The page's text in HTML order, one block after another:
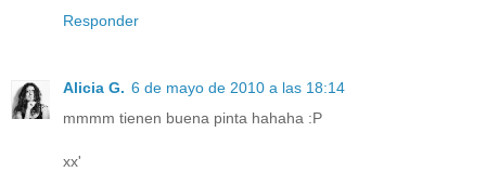
Responder
Alicia G. 6 de mayo de 2010 a las 18:14
mmmm tienen buena pinta hahaha :P
xx'